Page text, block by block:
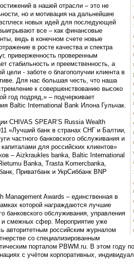
в нашей отрасли – это не
но и мотивация на дальнейшее
новых идей для последующей
все – как финансовые
ведь в конечном счете новые
в росте качества и спектра
приверженность проверенным
стабильность и преемственность, а
цели - заботе о благополучии клиента в
Для нас большая честь, что наша
к совершенствованию высоко
год подряд,» – подчеркивает
Baltic International Bank Илона Гульчак.
CHIVAS SPEAR’S Russia Wealth
«Лучший банк в странах СНГ и Балтии,
частного банковского обслуживания и
для российских клиентов»
– Aizkraukles banka, Baltic International
Banka, Trasta Komercbanka,
Приватбанк и УкрСиббанк BNP
Management Awards – единственная в
которой награждаются лучшие
банковского обслуживания, управления
смежных сфер. Мероприятие уже
авторитетным российским журналом
со специализированным
порталом PBWM.ru. В этом году
с учётом корпоративных,